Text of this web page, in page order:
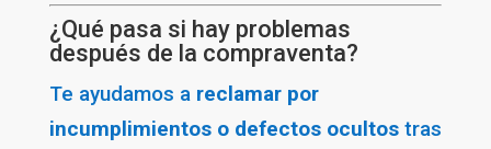
¿Qué pasa si hay problemas
después de la compraventa?
Te ayudamos a reclamar por
incumplimientos o defectos ocultostras